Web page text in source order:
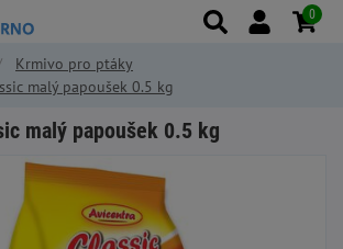
Krmivo pro ptáky
malý papoušek 0.5 kg
malý papoušek 0.5 kg
0